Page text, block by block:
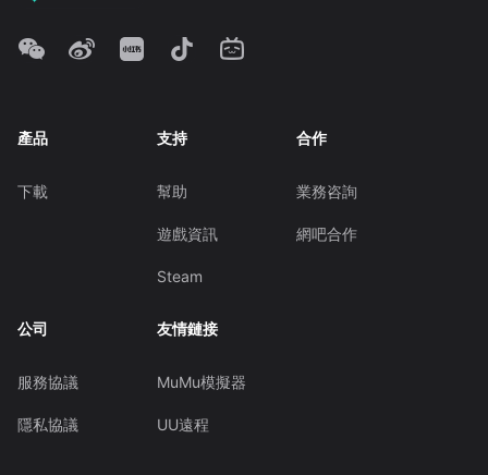
產品
下載
支持
幫助
遊戲資訊
Steam
合作
業務咨詢
網吧合作
公司
服務協議
隱私協議
友情鏈接
MuMu模擬器
UU遠程